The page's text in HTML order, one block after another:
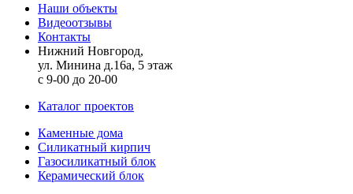
Наши объекты
Видеоотзывы
Контакты
Нижний Новгород,
ул. Минина д.16а, 5 этаж
с 9-00 до 20-00
Каталог проектов
Каменные дома
Силикатный кирпич
Газосиликатный блок
Керамический блок